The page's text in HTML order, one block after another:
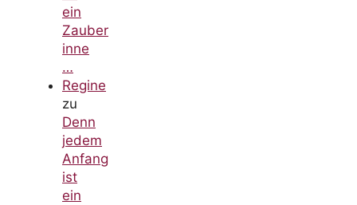
ein
Zauber
inne
…
Regine
zu
Denn
jedem
Anfang
ist
ein